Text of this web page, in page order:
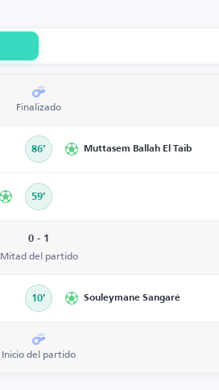
Finalizado
86’ Muttasem Ballah El Taib
59’
0 - 1
Mitad del partido
10’ Souleymane Sangaré
Inicio del partido